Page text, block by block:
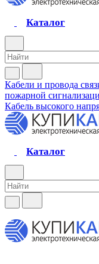
Каталог
Кабели и провода
пожарной
Кабель высокого
Каталог